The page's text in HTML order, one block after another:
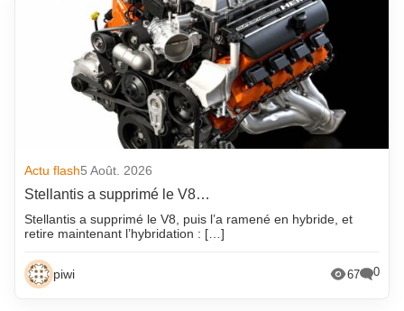
Actu flash5 Août. 2026
Stellantis a supprimé le V8…
Stellantis a supprimé le V8, puis l’a ramené en hybride, et
retire maintenant l’hybridation : […]
piwi 67 0